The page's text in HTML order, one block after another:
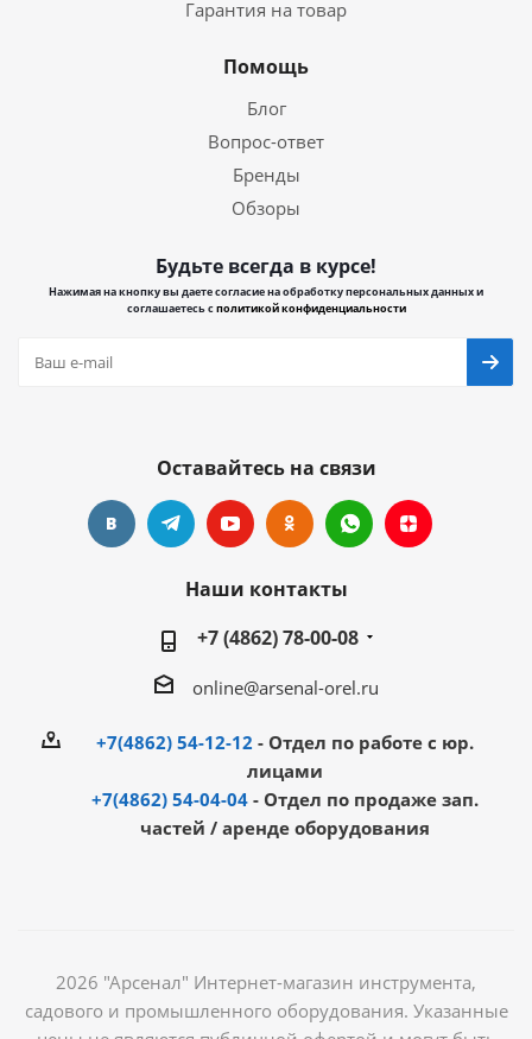
Гарантия на товар
Помощь
Блог
Вопрос-ответ
Бренды
Обзоры
Будьте всегда в курсе!
Нажимая на кнопку вы даете согласие на обработку персональных данных и
соглашаетесь сполитикой конфиденциальности
Оставайтесь на связи
Наши контакты
+7 (4862) 78-00-08
online@arsenal-orel.ru
+7(4862) 54-12-12 - Отдел по работе с юр.
лицами
+7(4862) 54-04-04 - Отдел по продаже зап.
частей / аренде оборудования
2026 "Арсенал" Интернет-магазин инструмента,
садового и промышленного оборудования. Указанные